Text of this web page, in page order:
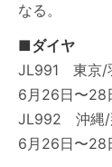
なる。
■ダイヤ
JL991 東京/
6月26日〜28
JL992 沖縄/
6月26日〜28